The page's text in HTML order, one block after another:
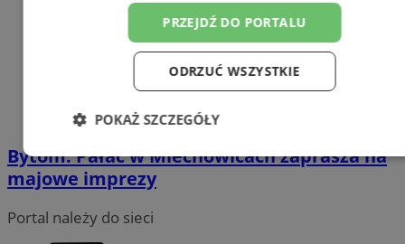
Bytom: Pałac w Miechowicach zaprasza na
majowe imprezy
Portal należy do sieci
PRZEJDŹ DO PORTALU
ODRZUĆ WSZYSTKIE
POKAŻ SZCZEGÓŁY
Niezbędne Wydajność Targetowanie
Funkcjonalność